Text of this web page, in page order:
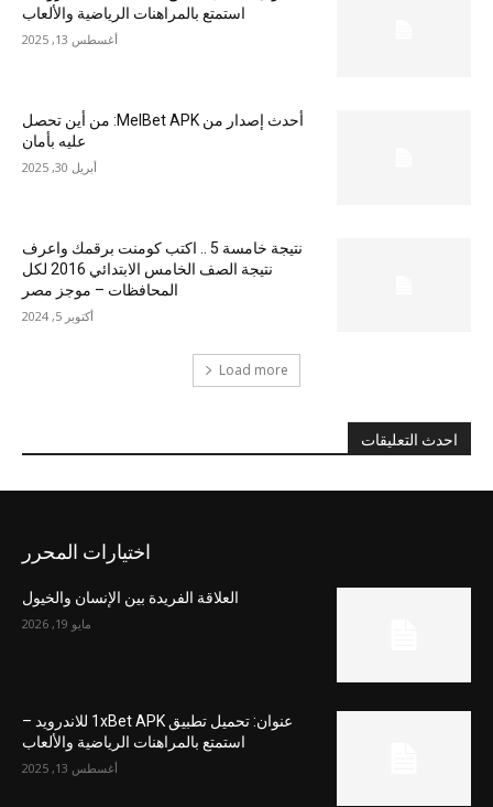
استمتع بالمراهنات الرياضية والألعاب
أغسطس 13, 2025
أحدث إصدار من MelBet APK: من أين تحصل
عليه بأمان
أبريل 30, 2025
نتيجة خامسة 5 .. اكتب كومنت برقمك واعرف
نتيجة الصف الخامس الابتدائي 2016 لكل
المحافظات – موجز مصر
أكتوبر 5, 2024
Load more
احدث التعليقات
اختيارات المحرر
العلاقة الفريدة بين الإنسان والخيول
مايو 19, 2026
عنوان: تحميل تطبيق 1xBet APK للاندرويد –
استمتع بالمراهنات الرياضية والألعاب
أغسطس 13, 2025